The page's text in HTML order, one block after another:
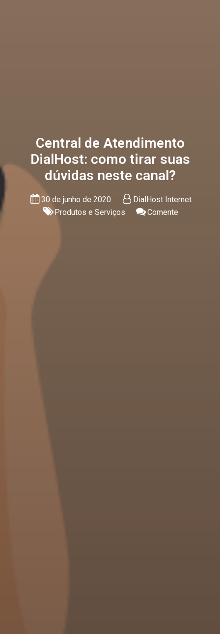
Central de Atendimento
DialHost: como tirar suas
dúvidas neste canal?
30 de junho de 2020
DialHost Internet
Produtos e Serviços
Comente